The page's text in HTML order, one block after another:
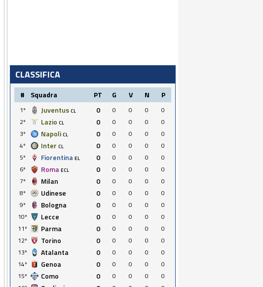
CLASSIFICA
# Squadra PT G V N P
1º Juventus CL 0 0 0 0
0
2º
Lazio CL 0 0 0 0
0
3º
Napoli CL 0 0 0 0
0
4º
Inter CL 0 0 0 0
0
5º
Fiorentina EL 0 0 0 0
0
6º
Roma ECL 0 0 0 0
0
7º
Milan 0 0 0 0
0
8º
Udinese 0 0 0 0
0
9º
Bologna 0 0 0 0
0
10º
Lecce 0 0 0 0
0
11º
Parma 0 0 0 0
0
12º
Torino 0 0 0 0
0
13º
Atalanta 0 0 0 0
0
14º
Genoa 0 0 0 0
0
15º
Como 0 0 0 0
0